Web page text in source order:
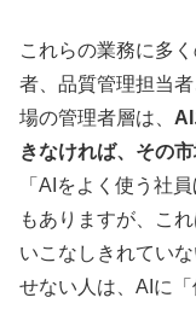
これらの業務に多
者、品質管理担当
場の管理者層は、 AI
きなければ、その
「AIをよく使う社
もありますが、こ
いこなしきれてい
せない人は、AIに